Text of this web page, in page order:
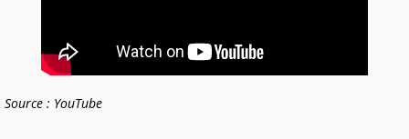
Source : YouTube